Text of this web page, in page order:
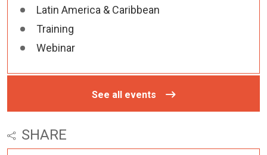
Latin America & Caribbean
Training
Webinar
See all events
SHARE